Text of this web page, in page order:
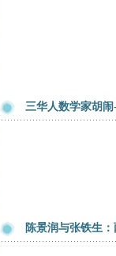
三华人数学家胡
陈景润与张铁生